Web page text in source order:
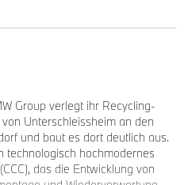
Group verlegt ihr Recycling-
Unterschleissheim an den
und baut es dort deutlich aus.
technologisch hochmodernes
das die Entwicklung von